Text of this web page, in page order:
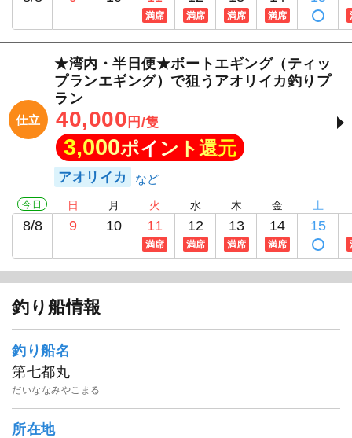
満席 満席 満席 満席
仕立
★湾内・半日便★ボートエギング（ティッ
プランエギング）で狙うアオリイカ釣りプ
ラン
40,000 円/隻
3,000ポイント還元
アオリイカ
今日
8/8
日
9
月
10
火
11
満席
水
12
満席
木
13
満席
金
14
満席
土
15
釣り船情報
釣り船名
第七都丸
だいななみやこまる
所在地